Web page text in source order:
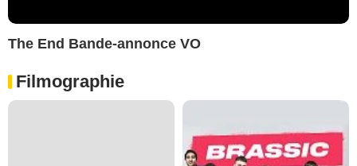
The End Bande-annonce VO
Filmographie